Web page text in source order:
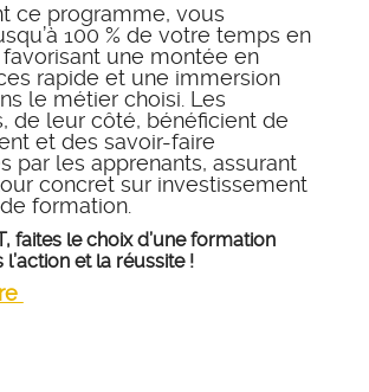
ce programme, vous
100 % de votre temps en
une montée en
rapide et une immersion
le métier choisi. Les
de leur côté, bénéficient de
et des savoir-faire
par les apprenants, assurant
concret sur investissement
formation.
faites le choix d’une formation
et la réussite !